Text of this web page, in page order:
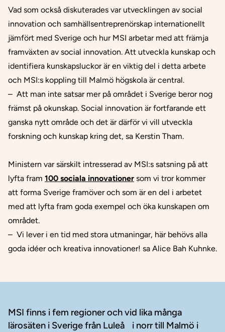
Vad som också diskuterades var utvecklingen av social
innovation och samhällsentreprenörskap internationellt
jämfört med Sverige och hur MSI arbetar med att främja
framväxten av social innovation. Att utveckla kunskap och
identifiera kunskapsluckor är en viktig del i detta arbete
och MSI:s koppling till Malmö högskola är central.
– Att man inte satsar mer på området i Sverige beror nog
främst på okunskap. Social innovation är fortfarande ett
ganska nytt område och det är därför vi vill utveckla
forskning och kunskap kring det, sa Kerstin Tham.
Ministern var särskilt intresserad av MSI:s satsning på att
lyfta fram 100 sociala innovationer som vi tror kommer
att forma Sverige framöver och som är en del i arbetet
med att lyfta fram goda exempel och öka kunskapen om
området.
– Vi lever i en tid med stora utmaningar, här behövs alla
goda idéer och kreativa innovationer! sa Alice Bah Kuhnke.
MSI finns i fem regioner och vid lika många
lärosäten i Sverige från Luleå i norr till Malmö i